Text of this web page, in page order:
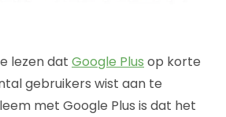
lezen dat Google Plus op korte
gebruikers wist aan te
met Google Plus is dat het